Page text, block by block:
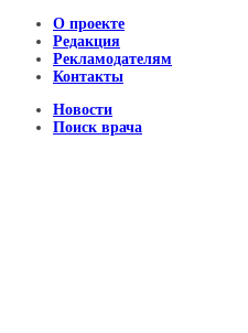
О проекте
Редакция
Рекламодателям
Контакты
Новости
Поиск врача